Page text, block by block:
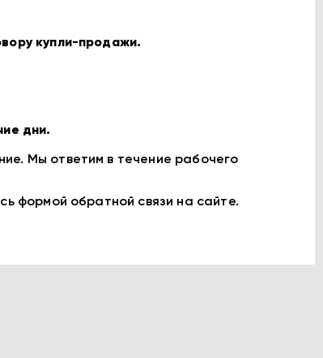
купли-продажи.
дни.
Мы ответим в течение рабочего
формой обратной связи на сайте.